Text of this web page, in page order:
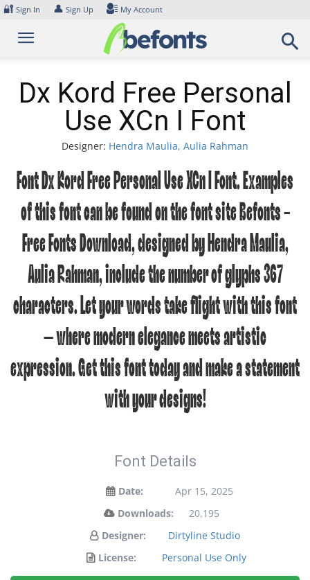
Skip
content
🔐 Sign In 👤 Sign Up My Account
Dx Kord Free Personal
Use XCn I Font
Designer: Hendra Maulia, Aulia Rahman
Font Dx Kord Free Personal Use XCn I Font. Examples
of this font can be found on the font site Befonts –
Free Fonts Download, designed by Hendra Maulia,
Aulia Rahman, include the number of glyphs 367
characters. Let your words take flight with this font
— where modern elegance meets artistic
expression. Get this font today and make a statement
with your designs!
Font Details
Date:
Apr 15, 2025
Downloads:
20,195
Designer:
Dirtyline Studio
License:
Personal Use Only